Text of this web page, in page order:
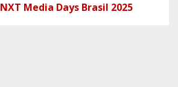
NXT Media Days Brasil 2025